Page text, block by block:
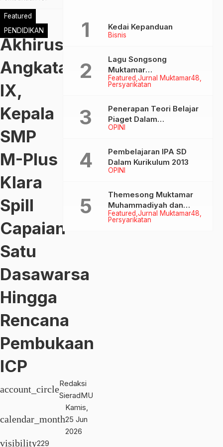
Featured
PENDIDIKAN
Akhirussanah
Angkatan
IX,
Kepala
SMP
M-Plus
Klara
Spill
Capaian
Satu
Dasawarsa
Hingga
Rencana
Pembukaan
ICP
account_circle
Redaksi
SieradMU
calendar_month
Kamis,
25 Jun
2026
visibility229
Bisnis
Kedai Kepanduan
Featured Jurnal Muktamar48
Persyarikatan
Lagu Songsong
Muktamar
Muhammadiyah &
Aisyiyah ke-48
OPINI
Penerapan Teori Belajar
Piaget Dalam
Pembelanjaran IPA SD
OPINI
Pembelajaran IPA SD
Dalam Kurikulum 2013
Featured Jurnal Muktamar48
Persyarikatan
Themesong Muktamar
Muhammadiyah dan
Aisyiyah Ke-48